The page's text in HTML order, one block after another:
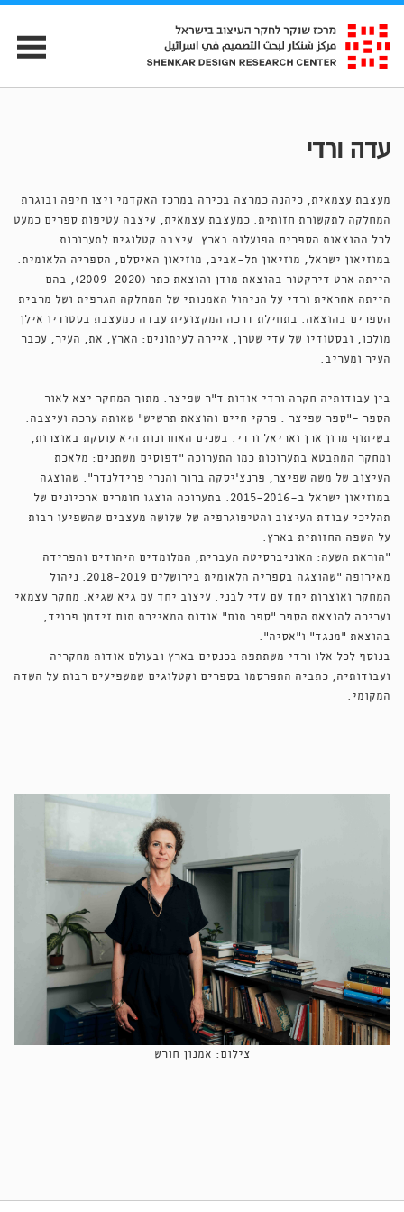
עדה ורדי
מעצבת עצמאית, כיהנה כמרצה בכירה במרכז האקדמי ויצו חיפה ובוגרת
המחלקה לתקשורת חזותית. כמעצבת עצמאית, עיצבה עטיפות ספרים כמעט
לכל ההוצאות הספרים הפועלות בארץ. עיצבה קטלוגים לתערוכות
במוזיאון ישראל, מוזיאון תל־אביב, מוזיאון האיסלם, הספריה הלאומית.
הייתה ארט דירקטור בהוצאת מודן והוצאת כתר (2009-2020), בהם
הייתה אחראית ורדי על הניהול האמנותי של המחלקה הגרפית ושל מרבית
הספרים בהוצאה. בתחילת דרכה המקצועית עבדה כמעצבת בסטודיו אילן
מולכו, ובסטודיו של עדי שטרן, איירה לעיתונים: הארץ, את, העיר, עכבר
העיר ומעריב.
בין עבודותיה חקרה ורדי אודות ד”ר שפיצר. מתוך המחקר יצא לאור
הספר -״ספר שפיצר : פרקי חיים והוצאת תרשיש״ שאותה ערכה ועיצבה.
בשיתוף מרון ארן ואריאל ורדי. בשנים האחרונות היא עוסקת באוצרות,
ומחקר המתבטא בתערוכות כמו התערוכה ״דפוסים משתנים: מלאכת
העיצוב של משה שפיצר, פרנצ'יסקה ברוך והנרי פרידלנדר״. שהוצגה
במוזיאון ישראל ב-2015-2016. בתערוכה הוצגו חומרים ארכיונים של
תהליכי עבודת העיצוב והטיפוגרפיה של שלושה מעצבים שהשפיעו רבות
על השפה החזותית בארץ.
״הוראת השעה: האוניברסיטה העברית, המלומדים היהודים והפרידה
מאירופה ״שהוצגה בספריה הלאומית בירושלים 2018-2019. ניהול
המחקר ואוצרות יחד עם עדי לבני. עיצוב יחד עם גיא שגיא. מחקר עצמאי
ועריכה להוצאת הספר ״ספר תום״ אודות המאיירת תום זידמן פרויד,
בהוצאת ״מנגד״ ו״אסיה״.
בנוסף לכל אלו ורדי משתתפת בכנסים בארץ ובעולם אודות מחקריה
ועבודותיה, כתביה התפרסמו בספרים וקטלוגים שמשפיעים רבות על השדה
המקומי.
צילום: אמנון חורש